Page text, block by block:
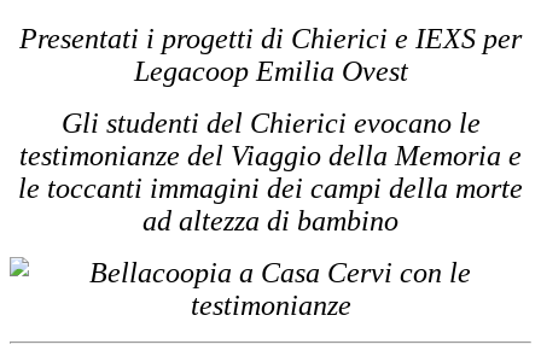
Presentati i progetti di Chierici e IEXS per
Legacoop Emilia Ovest
Gli studenti del Chierici evocano le
testimonianze del Viaggio della Memoria e
le toccanti immagini dei campi della morte
ad altezza di bambino